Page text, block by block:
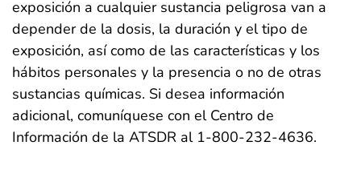
exposición a cualquier sustancia peligrosa van a
depender de la dosis, la duración y el tipo de
exposición, así como de las características y los
hábitos personales y la presencia o no de otras
sustancias químicas. Si desea información
adicional, comuníquese con el Centro de
Información de la ATSDR al 1-800-232-4636.